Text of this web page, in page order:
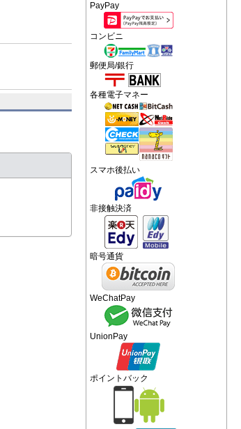
PayPay
コンビニ
郵便局/銀行
各種電子マネー
スマホ後払い
非接触決済
暗号通貨
WeChatPay
UnionPay
ポイントバック